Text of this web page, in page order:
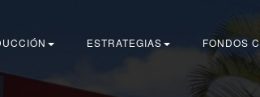
ESTRATEGIAS FONDOS